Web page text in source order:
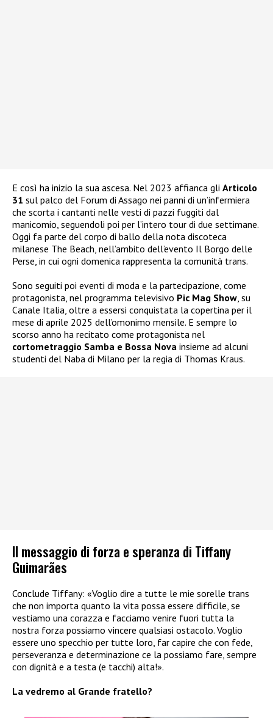
E così ha inizio la sua ascesa. Nel 2023 affianca gli Articolo
31 sul palco del Forum di Assago nei panni di un’infermiera
che scorta i cantanti nelle vesti di pazzi fuggiti dal
manicomio, seguendoli poi per l’intero tour di due settimane.
Oggi fa parte del corpo di ballo della nota discoteca
milanese The Beach, nell’ambito dell’evento Il Borgo delle
Perse, in cui ogni domenica rappresenta la comunità trans.
Sono seguiti poi eventi di moda e la partecipazione, come
protagonista, nel programma televisivo Pic Mag Show, su
Canale Italia, oltre a essersi conquistata la copertina per il
mese di aprile 2025 dell’omonimo mensile. E sempre lo
scorso anno ha recitato come protagonista nel
cortometraggio Samba e Bossa Nova insieme ad alcuni
studenti del Naba di Milano per la regia di Thomas Kraus.
Il messaggio di forza e speranza di Tiffany
Guimarães
Conclude Tiffany: «Voglio dire a tutte le mie sorelle trans
che non importa quanto la vita possa essere difficile, se
vestiamo una corazza e facciamo venire fuori tutta la
nostra forza possiamo vincere qualsiasi ostacolo. Voglio
essere uno specchio per tutte loro, far capire che con fede,
perseveranza e determinazione ce la possiamo fare, sempre
con dignità e a testa (e tacchi) alta!».
La vedremo al Grande fratello?